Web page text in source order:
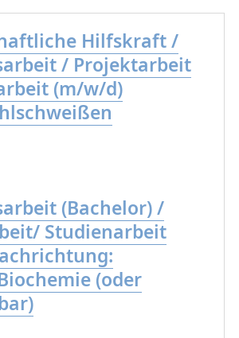
Hilfskraft /
/ Projektarbeit
(m/w/d)
(Bachelor) /
Studienarbeit
(oder